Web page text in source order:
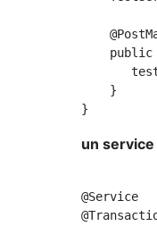
public
    }
un service
@Service